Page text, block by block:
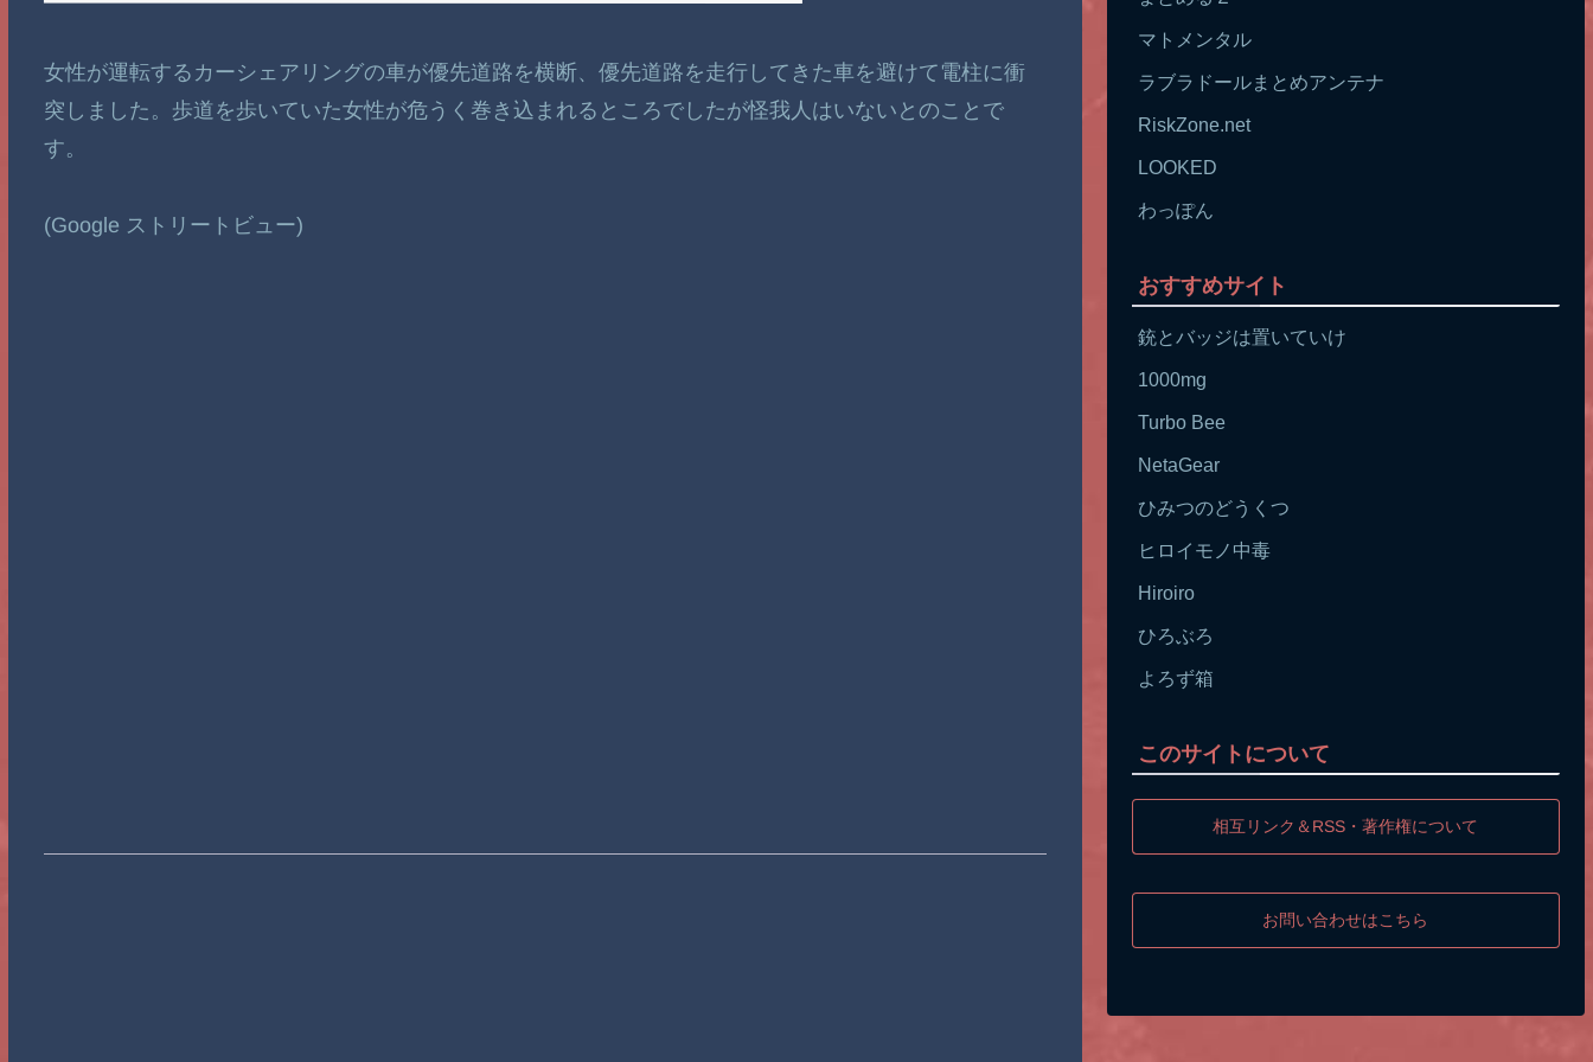
女性が運転するカーシェアリングの車が優先道路を横断、優先道路を走行してきた車を避けて電柱に衝
突しました。歩道を歩いていた女性が危うく巻き込まれるところでしたが怪我人はいないとのことで
す。
(Google ストリートビュー)
マトメンタル
ラブラドールまとめアンテナ
RiskZone.net
LOOKED
わっぽん
おすすめサイト
銃とバッジは置いていけ
1000mg
Turbo Bee
NetaGear
ひみつのどうくつ
ヒロイモノ中毒
Hiroiro
ひろぶろ
よろず箱
このサイトについて
相互リンク＆RSS・著作権について
お問い合わせはこちら